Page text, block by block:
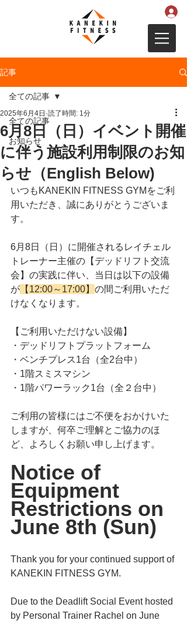
記事
全ての記事
お知らせ
全ての記事
6月8日（日）イベント開催
に伴う施設利用制限のお知
らせ（English Below)
2025年6月4日 読了時間: 1分
いつもKANEKIN FITNESS GYMをご利
用いただき、誠にありがとうございま
す。
6月8日（日）に開催されるレイチェル
トレーナー主催の【デッドリフト交流
会】の実践に伴い、当日は以下の設備
が 【12:00～17:00】 の間ご利用いただ
けなくなります。
【ご利用いただけない設備】
・デッドリフトプラットフォーム
・ベンチプレス1台（全2台中）
・1階スミスマシン
・1階パワーラック1台（全２台中）
ご利用の皆様にはご不便をおかけいた
しますが、何卒ご理解とご協力のほ
ど、よろしくお願い申し上げます。
Notice of
Equipment
Restrictions on
June 8th (Sun)
Thank you for your continued support of
KANEKIN FITNESS GYM.
Due to the Deadlift Social Event hosted
by Personal Trainer Rachel on June